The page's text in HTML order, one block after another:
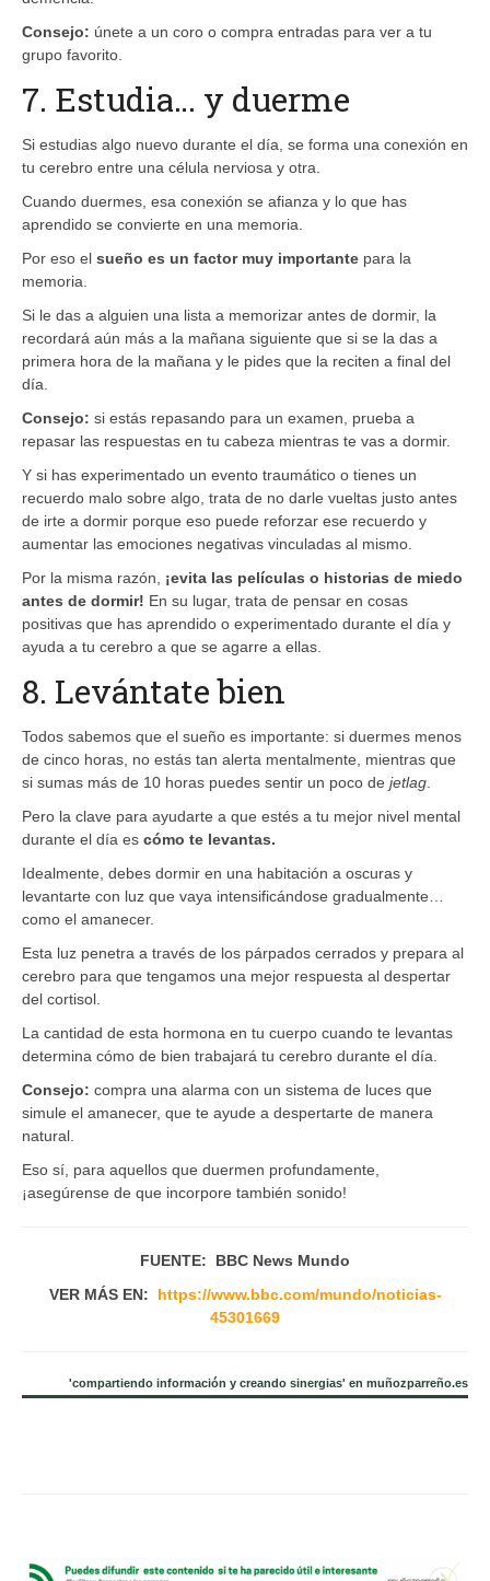
Consejo: únete a un coro o compra entradas para ver a tu
grupo favorito.
7. Estudia… y duerme
Si estudias algo nuevo durante el día, se forma una conexión en
tu cerebro entre una célula nerviosa y otra.
Cuando duermes, esa conexión se afianza y lo que has
aprendido se convierte en una memoria.
Por eso el sueño es un factor muy importante para la
memoria.
Si le das a alguien una lista a memorizar antes de dormir, la
recordará aún más a la mañana siguiente que si se la das a
primera hora de la mañana y le pides que la reciten a final del
día.
Consejo: si estás repasando para un examen, prueba a
repasar las respuestas en tu cabeza mientras te vas a dormir.
Y si has experimentado un evento traumático o tienes un
recuerdo malo sobre algo, trata de no darle vueltas justo antes
de irte a dormir porque eso puede reforzar ese recuerdo y
aumentar las emociones negativas vinculadas al mismo.
Por la misma razón,
¡evita las películas o historias de miedo
antes de dormir! En su lugar, trata de pensar en cosas
positivas que has aprendido o experimentado durante el día y
ayuda a tu cerebro a que se agarre a ellas.
8. Levántate bien
Todos sabemos que el sueño es importante: si duermes menos
de cinco horas, no estás tan alerta mentalmente, mientras que
si sumas más de 10 horas puedes sentir un poco de jetlag
Pero la clave para ayudarte a que estés a tu mejor nivel mental
durante el día es cómo te levantas.
Idealmente, debes dormir en una habitación a oscuras y
levantarte con luz que vaya intensificándose gradualmente…
como el amanecer.
Esta luz penetra a través de los párpados cerrados y prepara al
cerebro para que tengamos una mejor respuesta al despertar
del cortisol.
La cantidad de esta hormona en tu cuerpo cuando te levantas
determina cómo de bien trabajará tu cerebro durante el día.
Consejo: compra una alarma con un sistema de luces que
simule el amanecer, que te ayude a despertarte de manera
natural.
Eso sí, para aquellos que duermen profundamente,
¡asegúrense de que incorpore también sonido!
FUENTE: BBC News Mundo
VER MÁS EN: https://www.bbc.com/mundo/noticias-
45301669
'compartiendo información y creando sinergias' en muñozparreño.es